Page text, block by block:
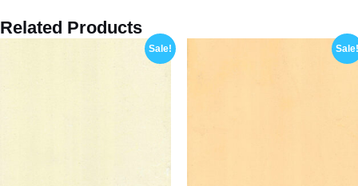
Related Products
Sale!